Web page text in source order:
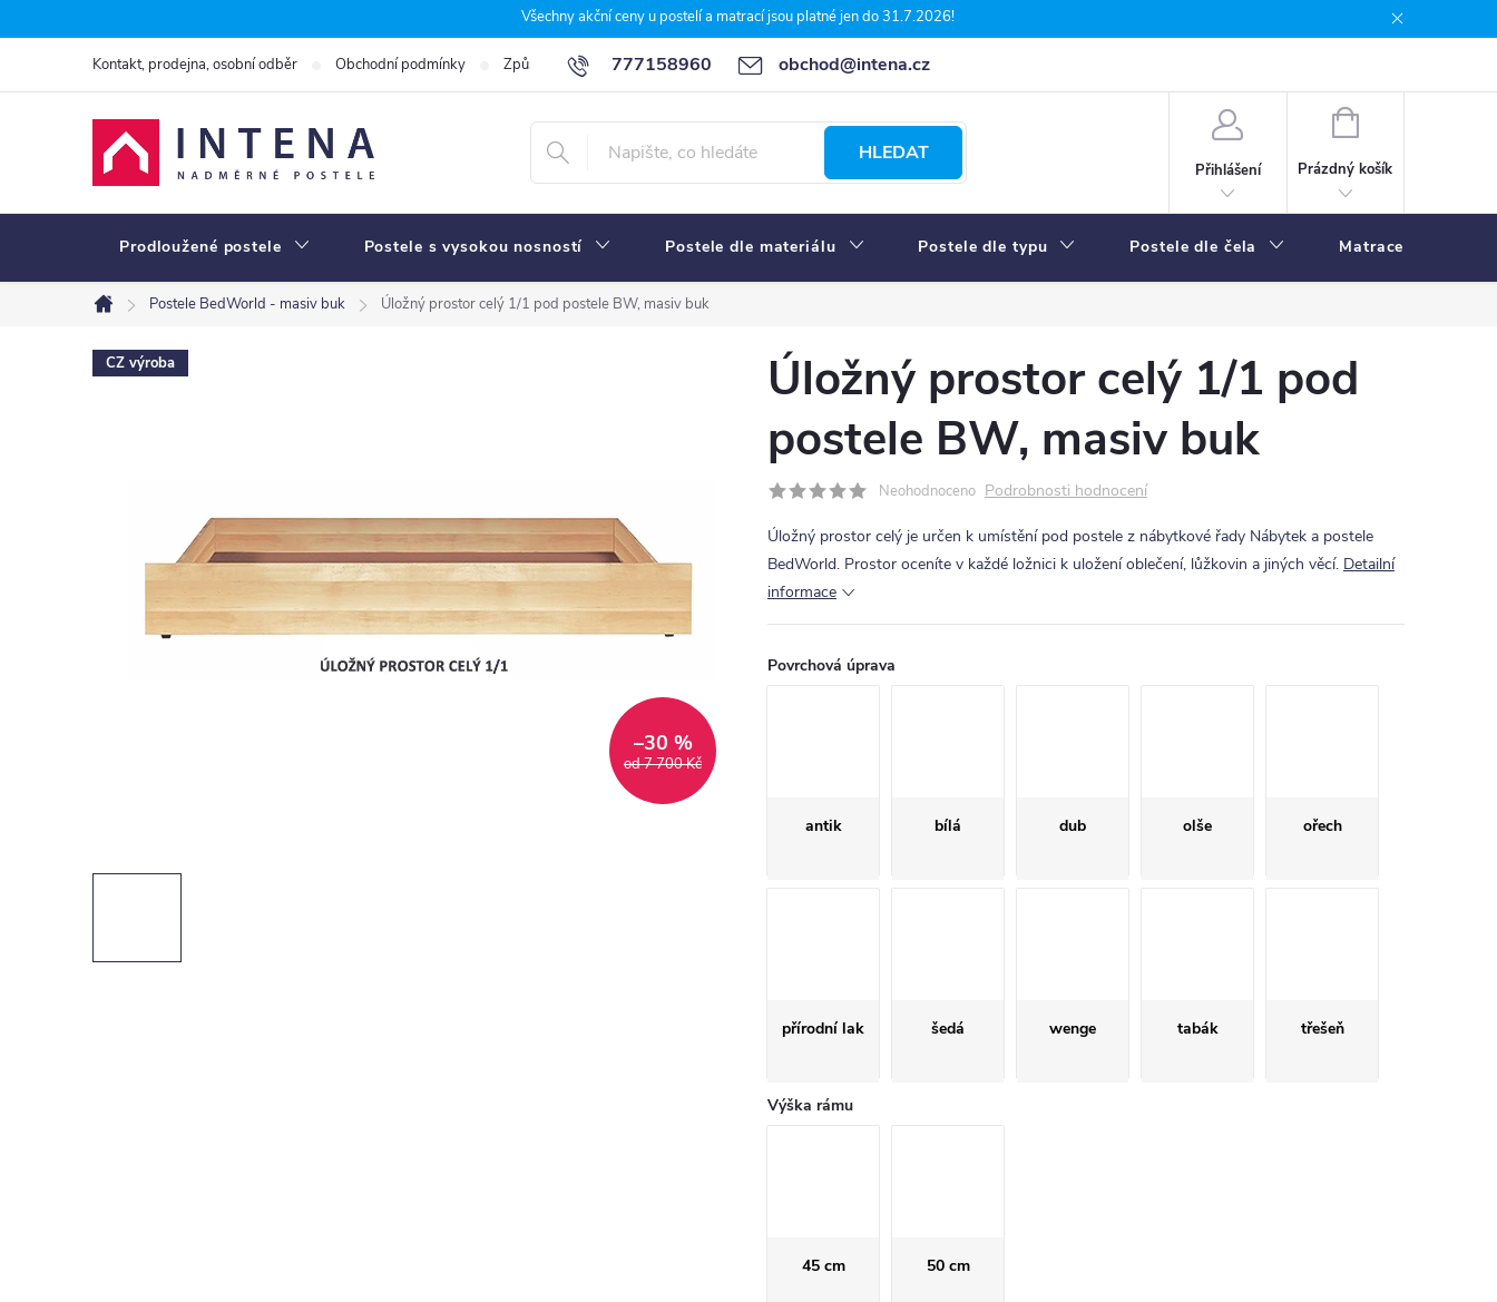
na
Všechny akční ceny u postelí a matrací jsou platné jen do 31.7.2026!
777158960 obchod@intena.cz
Kontakt, prodejna, osobní odběr Obchodní podmínky Způsoby a ceny dopravy 7 důvodů, proč nakupit u Intena nábytek
HLEDAT
Přihlášení
NÁKUPNÍ
Prázdný košík
Prodloužené postele Postele s vysokou nosností Postele dle materiálu Postele dle typu Postele dle čela Matrace
Domů
Postele BedWorld - masiv buk Úložný prostor celý 1/1 pod postele BW, masiv buk
CZ výroba
od 7 700 Kč
–30 %
Úložný prostor celý 1/1 pod
postele BW, masiv buk
Neohodnoceno Podrobnosti hodnocení
Úložný prostor celý je určen k umístění pod postele z nábytkové řady Nábytek a postele
BedWorld. Prostor oceníte v každé ložnici k uložení oblečení, lůžkovin a jiných věcí. Detailní
informace
Povrchová úprava
antik bílá dub olše ořech
přírodní lak šedá wenge tabák třešeň
Výška rámu
45 cm 50 cm